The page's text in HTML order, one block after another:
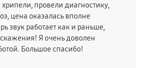
провели диагностику,
цена оказалась вполне
звук работает как и раньше,
Я очень доволен
Большое спасибо!